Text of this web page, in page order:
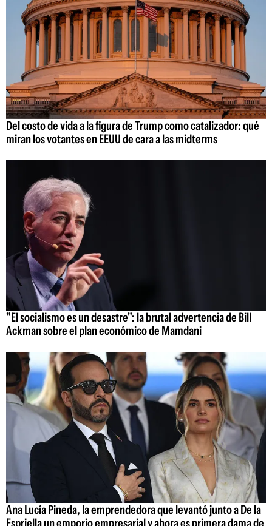
Del costo de vida a la figura de Trump como catalizador: qué
miran los votantes en EEUU de cara a las midterms
"El socialismo es un desastre": la brutal advertencia de Bill
Ackman sobre el plan económico de Mamdani
Ana Lucía Pineda, la emprendedora que levantó junto a De la
Espriella un emporio empresarial y ahora es primera dama de